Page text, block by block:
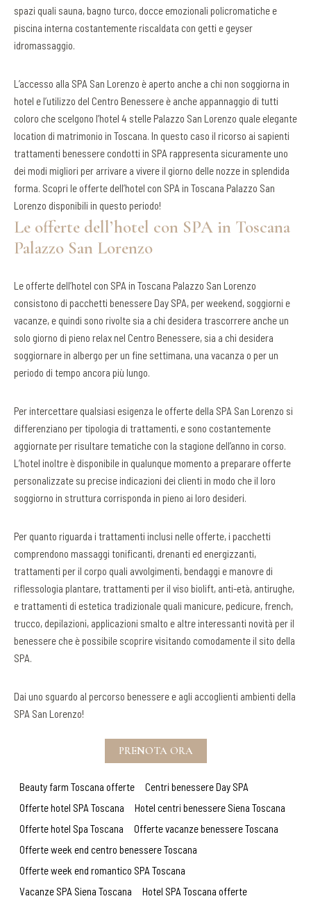
spazi quali sauna, bagno turco, docce emozionali policromatiche e
piscina interna costantemente riscaldata con getti e geyser
idromassaggio.
L’accesso alla SPA San Lorenzo è aperto anche a chi non soggiorna in
hotel e l’utilizzo del Centro Benessere è anche appannaggio di tutti
coloro che scelgono l’hotel 4 stelle Palazzo San Lorenzo quale elegante
location di matrimonio in Toscana. In questo caso il ricorso ai sapienti
trattamenti benessere condotti in SPA rappresenta sicuramente uno
dei modi migliori per arrivare a vivere il giorno delle nozze in splendida
forma. Scopri le offerte dell’hotel con SPA in Toscana Palazzo San
Lorenzo disponibili in questo periodo!
Le offerte dell’hotel con SPA in Toscana
Palazzo San Lorenzo
Le offerte dell’hotel con SPA in Toscana Palazzo San Lorenzo
consistono di pacchetti benessere Day SPA, per weekend, soggiorni e
vacanze, e quindi sono rivolte sia a chi desidera trascorrere anche un
solo giorno di pieno relax nel Centro Benessere, sia a chi desidera
soggiornare in albergo per un fine settimana, una vacanza o per un
periodo di tempo ancora più lungo.
Per intercettare qualsiasi esigenza le offerte della SPA San Lorenzo si
differenziano per tipologia di trattamenti, e sono costantemente
aggiornate per risultare tematiche con la stagione dell’anno in corso.
L’hotel inoltre è disponibile in qualunque momento a preparare offerte
personalizzate su precise indicazioni dei clienti in modo che il loro
soggiorno in struttura corrisponda in pieno ai loro desideri.
Per quanto riguarda i trattamenti inclusi nelle offerte, i pacchetti
comprendono massaggi tonificanti, drenanti ed energizzanti,
trattamenti per il corpo quali avvolgimenti, bendaggi e manovre di
riflessologia plantare, trattamenti per il viso biolift, anti-età, antirughe,
e trattamenti di estetica tradizionale quali manicure, pedicure, french,
trucco, depilazioni, applicazioni smalto e altre interessanti novità per il
benessere che è possibile scoprire visitando comodamente il sito della
SPA.
Dai uno sguardo al percorso benessere e agli accoglienti ambienti della
SPA San Lorenzo!
PRENOTA ORA
Beauty farm Toscana offerte
Centri benessere Day SPA
Offerte hotel SPA Toscana
Hotel centri benessere Siena Toscana
Offerte hotel Spa Toscana
Offerte vacanze benessere Toscana
Offerte week end centro benessere Toscana
Offerte week end romantico SPA Toscana
Vacanze SPA Siena Toscana
Hotel SPA Toscana offerte